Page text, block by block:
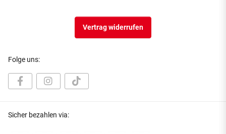
Vertrag widerrufen
Folge uns:
Sicher bezahlen via: